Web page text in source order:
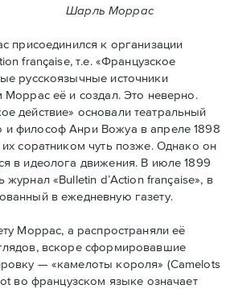
Шарль Моррас
присоединился к организации
française, т.е. «Французское
русскоязычные источники
Моррас её и создал. Это неверно.
действие» основали театральный
философ Анри Вожуа в апреле 1898
соратником чуть позже. Однако он
в идеолога движения. В июле 1899
журнал «Bulletin d’Action française», в
в ежедневную газету.
Моррас, а распространяли её
вскоре сформировавшие
— «камелоты короля» (Camelots
во французском языке означает